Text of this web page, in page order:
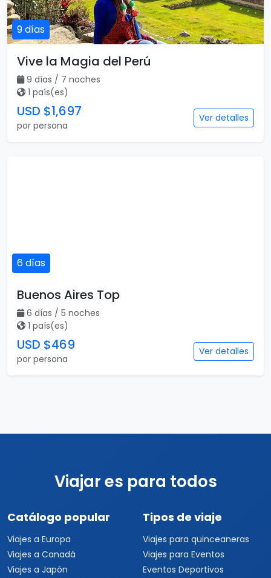
9 días
Vive la Magia del Perú
9 días / 7 noches
1 país(es)
USD $1,697
por persona
Ver detalles
6 días
Buenos Aires Top
6 días / 5 noches
1 país(es)
USD $469
por persona
Ver detalles
Viajar es para todos
Catálogo popular
Viajes a Europa
Viajes a Canadá
Viajes a Japón
Tipos de viaje
Viajes para quinceaneras
Viajes para Eventos
Eventos Deportivos